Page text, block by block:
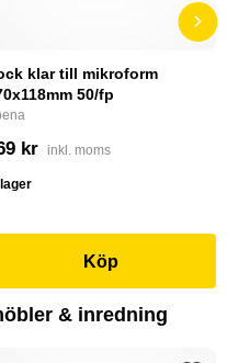
klar till mikroform
50/fp
kr inkl. moms
I lager
Köp
& inredning